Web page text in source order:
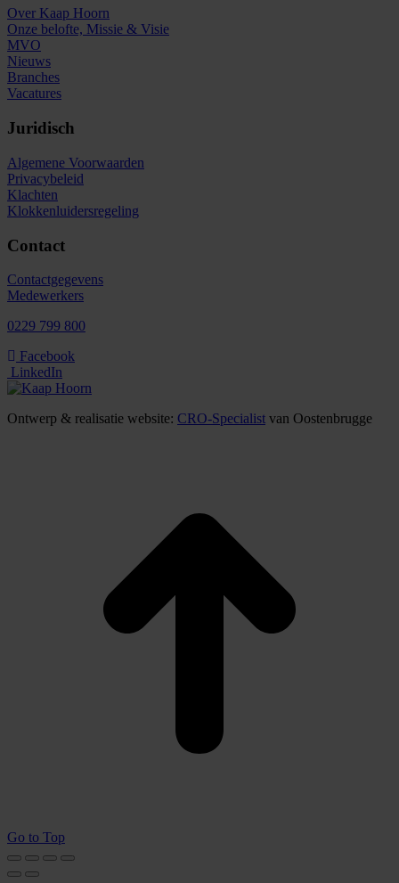
Over Kaap Hoorn
Onze belofte, Missie & Visie
MVO
Nieuws
Branches
Vacatures
Juridisch
Algemene Voorwaarden
Privacybeleid
Klachten
Klokkenluidersregeling
Contact
Contactgegevens
Medewerkers
0229 799 800
Facebook
LinkedIn
Ontwerp & realisatie website: CRO-Specialist van Oostenbrugge
Go to Top